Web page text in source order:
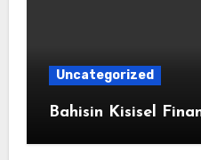
Uncategorized
Bahisin Kisisel